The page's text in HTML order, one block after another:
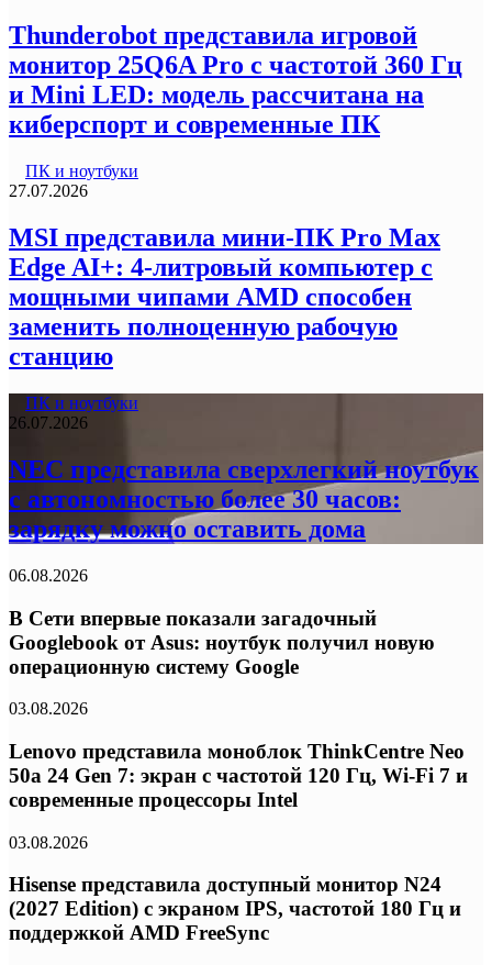
Thunderobot представила игровой
монитор 25Q6A Pro с частотой 360 Гц
и Mini LED: модель рассчитана на
киберспорт и современные ПК
ПК и ноутбуки
27.07.2026
MSI представила мини-ПК Pro Max
Edge AI+: 4-литровый компьютер с
мощными чипами AMD способен
заменить полноценную рабочую
станцию
ПК и ноутбуки
26.07.2026
NEC представила сверхлегкий ноутбук
с автономностью более 30 часов:
зарядку можно оставить дома
06.08.2026
В Сети впервые показали загадочный
Googlebook от Asus: ноутбук получил новую
операционную систему Google
03.08.2026
Lenovo представила моноблок ThinkCentre Neo
50a 24 Gen 7: экран с частотой 120 Гц, Wi-Fi 7 и
современные процессоры Intel
03.08.2026
Hisense представила доступный монитор N24
(2027 Edition) с экраном IPS, частотой 180 Гц и
поддержкой AMD FreeSync